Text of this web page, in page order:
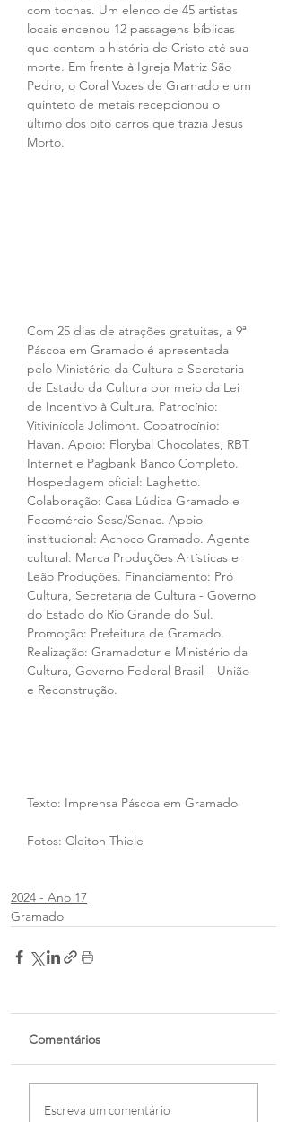
com tochas. Um elenco de 45 artistas
locais encenou 12 passagens bíblicas
que contam a história de Cristo até sua
morte. Em frente à Igreja Matriz São
Pedro, o Coral Vozes de Gramado e um
quinteto de metais recepcionou o
último dos oito carros que trazia Jesus
Morto.
Com 25 dias de atrações gratuitas, a 9ª
Páscoa em Gramado é apresentada
pelo Ministério da Cultura e Secretaria
de Estado da Cultura por meio da Lei
de Incentivo à Cultura. Patrocínio:
Vitivinícola Jolimont. Copatrocínio:
Havan. Apoio: Florybal Chocolates, RBT
Internet e Pagbank Banco Completo.
Hospedagem oficial: Laghetto.
Colaboração: Casa Lúdica Gramado e
Fecomércio Sesc/Senac. Apoio
institucional: Achoco Gramado. Agente
cultural: Marca Produções Artísticas e
Leão Produções. Financiamento: Pró
Cultura, Secretaria de Cultura - Governo
do Estado do Rio Grande do Sul.
Promoção: Prefeitura de Gramado.
Realização: Gramadotur e Ministério da
Cultura, Governo Federal Brasil – União
e Reconstrução.
Texto: Imprensa Páscoa em Gramado
Fotos: Cleiton Thiele
2024 - Ano 17
Gramado
Comentários
Escreva um comentário